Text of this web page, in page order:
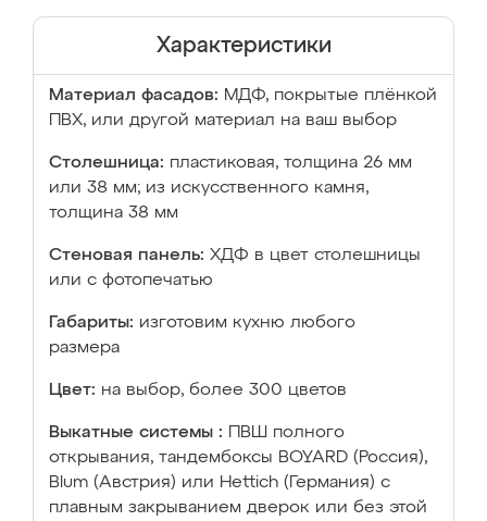
Характеристики
Материал фасадов: МДФ, покрытые плёнкой
ПВХ, или другой материал на ваш выбор
Столешница: пластиковая, толщина 26 мм
или 38 мм; из искусственного камня,
толщина 38 мм
Стеновая панель: ХДФ в цвет столешницы
или с фотопечатью
Габариты: изготовим кухню любого
размера
Цвет: на выбор, более 300 цветов
Выкатные системы :
ПВШ полного
открывания, тандембоксы BOYARD (Россия),
Blum (Австрия) или Hettich (Германия) с
плавным закрыванием дверок или без этой